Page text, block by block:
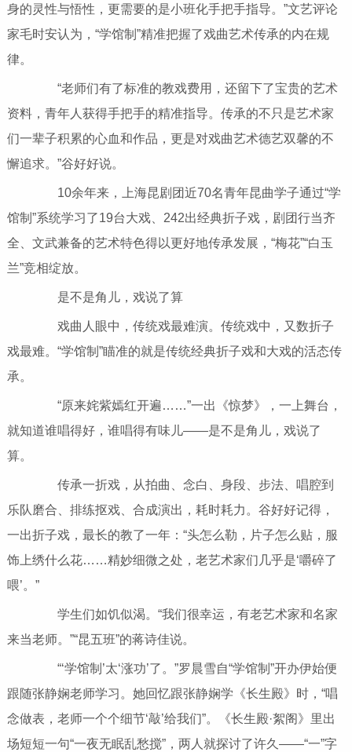
身的灵性与悟性，更需要的是小班化手把手指导。”文艺评论
家毛时安认为，“学馆制”精准把握了戏曲艺术传承的内在规
律。
“老师们有了标准的教戏费用，还留下了宝贵的艺术
资料，青年人获得手把手的精准指导。传承的不只是艺术家
们一辈子积累的心血和作品，更是对戏曲艺术德艺双馨的不
懈追求。”谷好好说。
10余年来，上海昆剧团近70名青年昆曲学子通过“学
馆制”系统学习了19台大戏、242出经典折子戏，剧团行当齐
全、文武兼备的艺术特色得以更好地传承发展，“梅花”“白玉
兰”竞相绽放。
是不是角儿，戏说了算
戏曲人眼中，传统戏最难演。传统戏中，又数折子
戏最难。“学馆制”瞄准的就是传统经典折子戏和大戏的活态传
承。
“原来姹紫嫣红开遍……”一出《惊梦》，一上舞台，
就知道谁唱得好，谁唱得有味儿——是不是角儿，戏说了
算。
传承一折戏，从拍曲、念白、身段、步法、唱腔到
乐队磨合、排练抠戏、合成演出，耗时耗力。谷好好记得，
一出折子戏，最长的教了一年：“头怎么勒，片子怎么贴，服
饰上绣什么花……精妙细微之处，老艺术家们几乎是‘嚼碎了
喂’。”
学生们如饥似渴。“我们很幸运，有老艺术家和名家
来当老师。”“昆五班”的蒋诗佳说。
“‘学馆制’太‘涨功’了。”罗晨雪自“学馆制”开办伊始便
跟随张静娴老师学习。她回忆跟张静娴学《长生殿》时，“唱
念做表，老师一个个细节‘敲’给我们”。《长生殿·絮阁》里出
场短短一句“一夜无眠乱愁搅”，两人就探讨了许久——“一”字